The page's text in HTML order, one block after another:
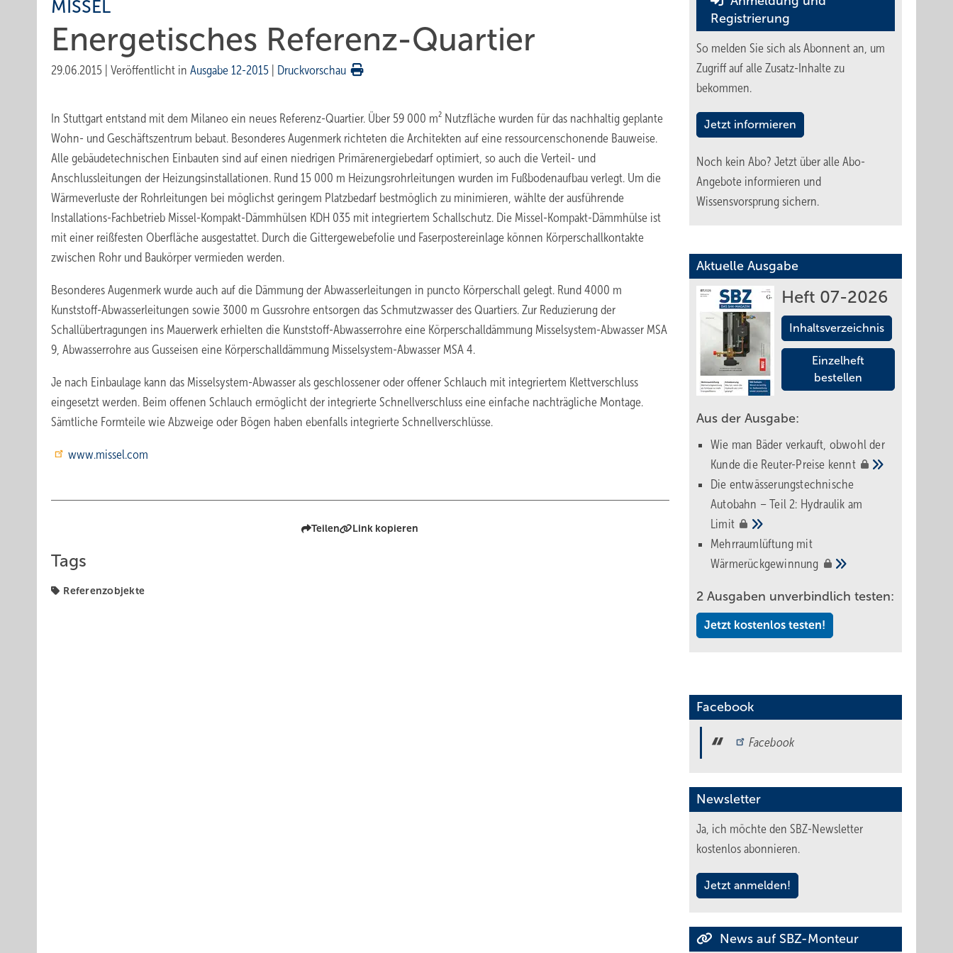
MISSEL
Energetisches Referenz-Quartier
29.06.2015 Veröffentlicht in Ausgabe 12-2015 Druckvorschau
In Stuttgart entstand mit dem Milaneo ein neues Referenz-Quartier. Über 59 000 m² Nutzfläche wurden für das nachhaltig geplante
Wohn- und Geschäftszentrum bebaut. Besonderes Augenmerk richteten die Architekten auf eine ressourcenschonende Bauweise.
Alle gebäudetechnischen Einbauten sind auf einen niedrigen Primärenergiebedarf optimiert, so auch die Verteil- und
Anschlussleitungen der Heizungsinstallationen. Rund 15 000 m Heizungsrohrleitungen wurden im Fußbodenaufbau verlegt. Um die
Wärmeverluste der Rohrleitungen bei möglichst geringem Platzbedarf bestmöglich zu minimieren, wählte der ausführende
Installations-Fachbetrieb Missel-Kompakt-Dämmhülsen KDH 035 mit integriertem Schallschutz. Die Missel-Kompakt-Dämmhülse ist
mit einer reißfesten Oberfläche ausgestattet. Durch die Gittergewebefolie und Faserpostereinlage können Körperschallkontakte
zwischen Rohr und Baukörper vermieden werden.
Besonderes Augenmerk wurde auch auf die Dämmung der Abwasserleitungen in puncto Körperschall gelegt. Rund 4000 m
Kunststoff-Abwasserleitungen sowie 3000 m Gussrohre entsorgen das Schmutzwasser des Quartiers. Zur Reduzierung der
Schallübertragungen ins Mauerwerk erhielten die Kunststoff-Abwasserrohre eine Körperschalldämmung Misselsystem-Abwasser MSA
9, Abwasserrohre aus Gusseisen eine Körperschalldämmung Misselsystem-Abwasser MSA 4.
Je nach Einbaulage kann das Misselsystem-Abwasser als geschlossener oder offener Schlauch mit integriertem Klettverschluss
eingesetzt werden. Beim offenen Schlauch ermöglicht der integrierte Schnellverschluss eine einfache nachträgliche Montage.
Sämtliche Formteile wie Abzweige oder Bögen haben ebenfalls integrierte Schnellverschlüsse.
www.missel.com
Teilen Link kopieren
Tags
Referenzobjekte
Registrierung
So melden Sie sich als Abonnent an, um
Zugriff auf alle Zusatz-Inhalte zu
bekommen.
Jetzt informieren
Noch kein Abo? Jetzt über alle Abo-
Angebote informieren und
Wissensvorsprung sichern.
Aktuelle Ausgabe
Heft 07-2026
Inhaltsverzeichnis
Einzelheft
bestellen
Aus der Ausgabe:
Wie man Bäder verkauft, obwohl der
Kunde die Reuter-Preise kennt
Die entwässerungstechnische
Autobahn – Teil 2: Hydraulik am
Limit
Mehrraumlüftung mit
Wärmerückgewinnung
2 Ausgaben unverbindlich testen:
Jetzt kostenlos testen!
Facebook
Facebook
Newsletter
Ja, ich möchte den SBZ-Newsletter
kostenlos abonnieren.
Jetzt anmelden!
News auf SBZ-Monteur